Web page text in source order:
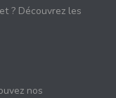
? Découvrez les
nos